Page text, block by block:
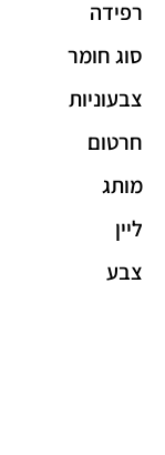
רפידה
סוג חומר
צבעוניות
חרטום
מותג
ליין
צבע